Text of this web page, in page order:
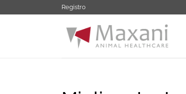
ai
Registro